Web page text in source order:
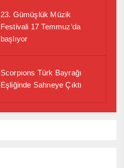
23. Gümüşlük Müzik
Festivali 17 Temmuz’da
başlıyor
Scorpıons Türk Bayrağı
Eşliğinde Sahneye Çıktı